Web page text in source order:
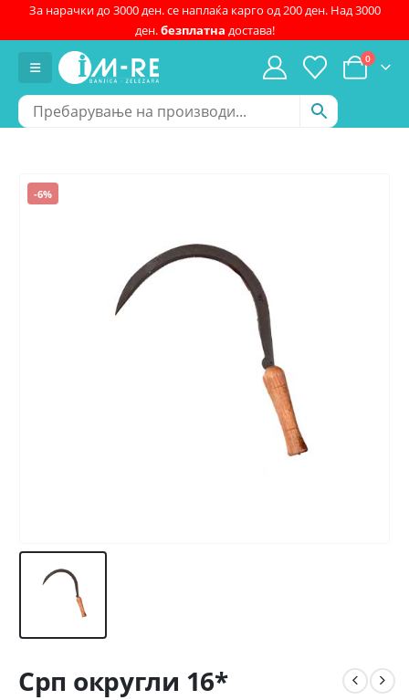
За нарачки до 3000 ден. се наплаќа карго од 200 ден. Над 3000
ден.безплатна достава!
0
-6%
Срп округли 16*